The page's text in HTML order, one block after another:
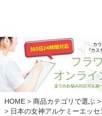
HOME 商品カテゴリで選ぶ
日本の女神アルケミーエッセ